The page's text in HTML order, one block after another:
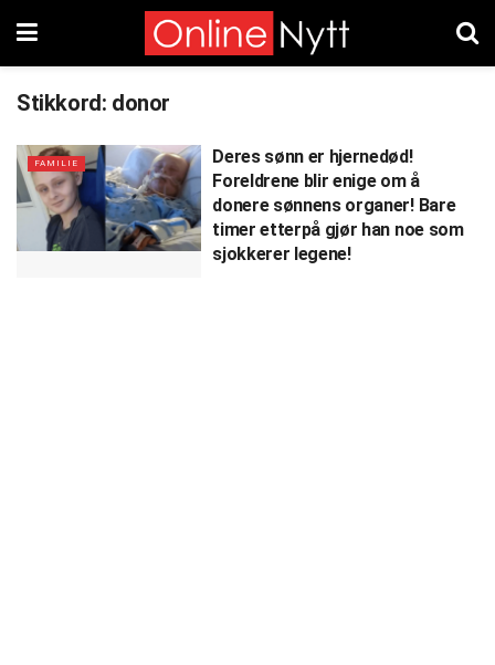
Stikkord: donor
FAMILIE
Deres sønn er hjernedød!
Foreldrene blir enige om å
donere sønnens organer! Bare
timer etterpå gjør han noe som
sjokkerer legene!